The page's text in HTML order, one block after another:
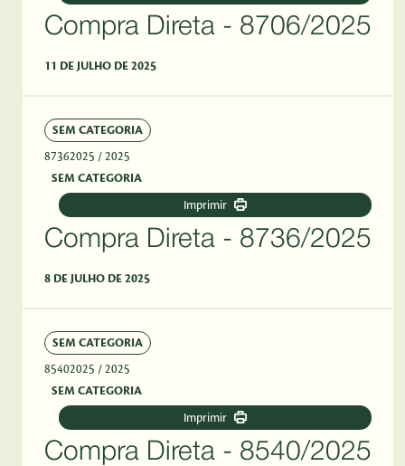
Compra Direta - 8706/2025
11 DE JULHO DE 2025
SEM CATEGORIA
87362025 / 2025
SEM CATEGORIA
Imprimir
Compra Direta - 8736/2025
8 DE JULHO DE 2025
SEM CATEGORIA
85402025 / 2025
SEM CATEGORIA
Imprimir
Compra Direta - 8540/2025